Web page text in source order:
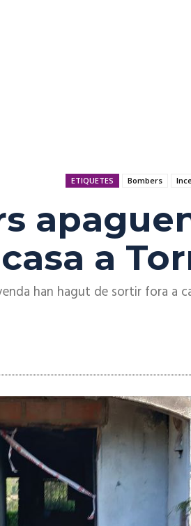
ETIQUETES Bombers
a
han hagut de sortir fora a